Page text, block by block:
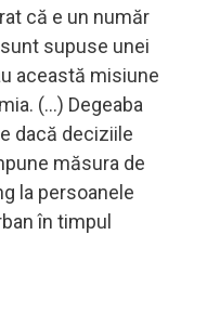
că e un număr
supuse unei
această misiune
(...) Degeaba
dacă deciziile
măsura de
la persoanele
în timpul